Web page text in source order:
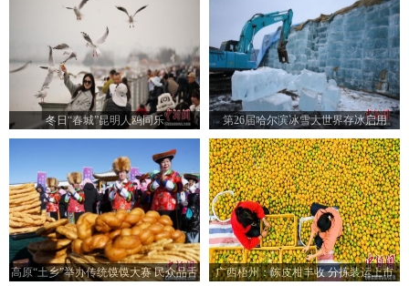
冬日“春城”昆明人鸥同乐 第26届哈尔滨冰雪大世界存冰启用
高原“土乡”举办传统馍馍大赛 民众品舌
广西梧州：陈皮柑丰收 分拣装运上市